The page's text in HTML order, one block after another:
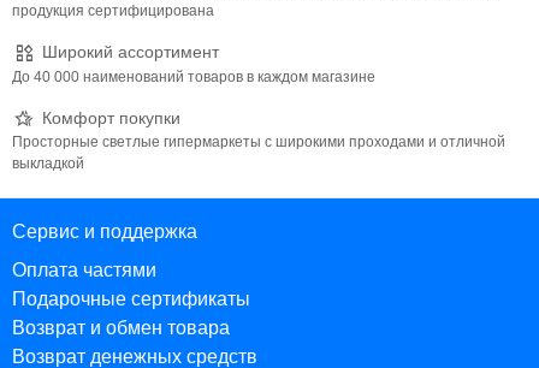
продукция сертифицирована
Широкий ассортимент
До 40 000 наименований товаров в каждом магазине
Комфорт покупки
Просторные светлые гипермаркеты с широкими проходами и отличной
выкладкой
Сервис и поддержка
Оплата частями
Подарочные сертификаты
Возврат и обмен товара
Возврат денежных средств